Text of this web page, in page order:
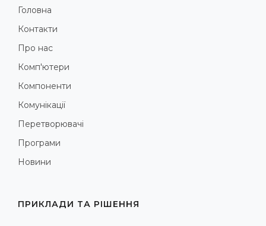
Головна
Контакти
Про нас
Комп'ютери
Компоненти
Комунікації
Перетворювачі
Програми
Новини
ПРИКЛАДИ ТА РІШЕННЯ